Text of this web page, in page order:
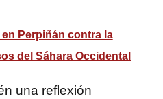
Perpiñán contra la
del Sáhara Occidental
una reflexión